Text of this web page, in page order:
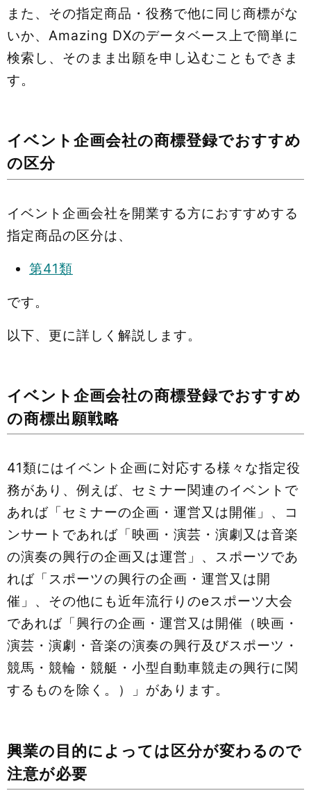
また、その指定商品・役務で他に同じ商標がな
いか、Amazing DXのデータベース上で簡単に
検索し、そのまま出願を申し込むこともできま
す。
イベント企画会社の商標登録でおすすめ
の区分
イベント企画会社を開業する方におすすめする
指定商品の区分は、
第41類
です。
以下、更に詳しく解説します。
イベント企画会社の商標登録でおすすめ
の商標出願戦略
41類にはイベント企画に対応する様々な指定役
務があり、例えば、セミナー関連のイベントで
あれば「セミナーの企画・運営又は開催」、コ
ンサートであれば「映画・演芸・演劇又は音楽
の演奏の興行の企画又は運営」、スポーツであ
れば「スポーツの興行の企画・運営又は開
催」、その他にも近年流行りのeスポーツ大会
であれば「興行の企画・運営又は開催（映画・
演芸・演劇・音楽の演奏の興行及びスポーツ・
競馬・競輪・競艇・小型自動車競走の興行に関
するものを除く。）」があります。
興業の目的によっては区分が変わるので
注意が必要